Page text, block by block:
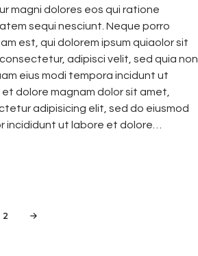
magni dolores eos qui ratione
sequi nesciunt. Neque porro
est, qui dolorem ipsum quiaolor sit
adipisci velit, sed quia non
eius modi tempora incidunt ut
et dolore magnam dolor sit amet,
adipisicing elit, sed do eiusmod
incididunt ut labore et dolore…
PAGE
2